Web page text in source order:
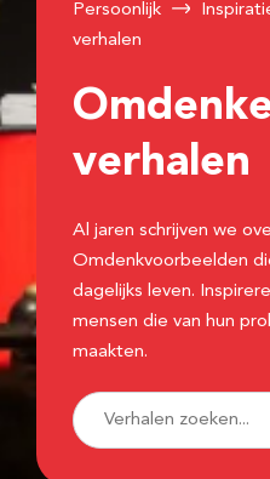
Persoonlijk
verhalen
verhalen
Al jaren schrijven we
Omdenkvoorbeelden
dagelijks leven.
mensen die van hun
maakten.